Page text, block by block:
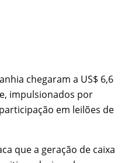
chegaram a US$ 6,6
impulsionados por
em leilões de
que a geração de caixa